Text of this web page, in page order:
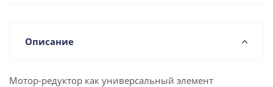
Описание
Мотор-редуктор как универсальный элемент